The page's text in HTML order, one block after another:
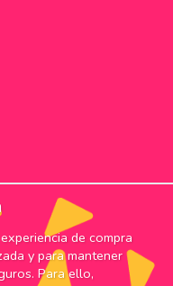
de compra
y para mantener
Para ello,